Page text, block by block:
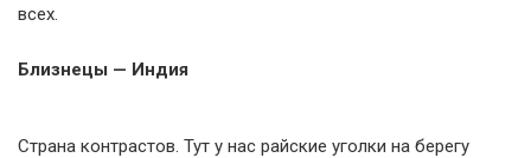
всех.
Близнецы — Индия
Страна контрастов. Тут у нас райские уголки на берегу